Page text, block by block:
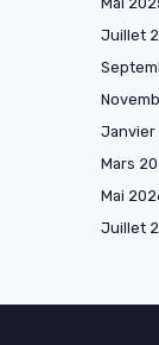
Juillet
Janvier
Mars
Mai
Juillet